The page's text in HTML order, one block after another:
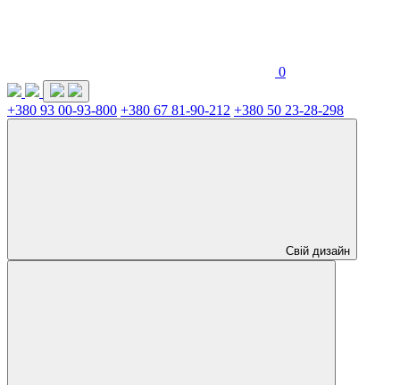
0
+380 93 00-93-800 +380 67 81-90-212 +380 50 23-28-298
Свій дизайн